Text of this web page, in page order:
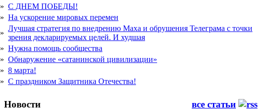
» С ДНЕМ ПОБЕДЫ!
» На ускорение мировых перемен
»
Лучшая стратегия по внедрению Маха и обрушения Телеграма с точки
зрения декларируемых целей. И худшая
» Нужна помощь сообщества
» Обнаружение «сатанинской цивилизации»
» 8 марта!
» С праздником Защитника Отечества!
Новости все статьи